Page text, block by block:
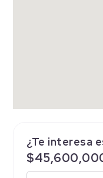
¿Te interesa